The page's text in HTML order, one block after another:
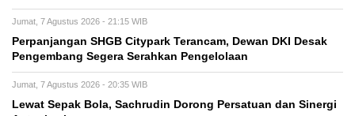
Jumat, 7 Agustus 2026 - 21:15 WIB
Perpanjangan SHGB Citypark Terancam, Dewan DKI Desak
Pengembang Segera Serahkan Pengelolaan
Jumat, 7 Agustus 2026 - 20:35 WIB
Lewat Sepak Bola, Sachrudin Dorong Persatuan dan Sinergi